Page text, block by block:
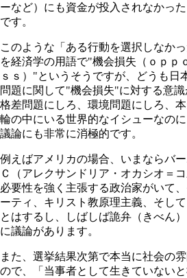
ーなど）にも資金が投入されなかっ
です。
このような「ある行動を選択しなか
を経済学の用語で"機会損失（ｏｐ
ｓｓ）"というそうですが、どうも日
問題に関して"機会損失"に対する意識
格差問題にしろ、環境問題にしろ、
輪の中にいる世界的なイシューなの
議論にも非常に消極的です。
例えばアメリカの場合、いまならバ
Ｃ（アレクサンドリア・オカシオ＝
必要性を強く主張する政治家がいて
ーティ、キリスト教原理主義、そし
とはするし、しばしば詭弁（きべん
に議論があります。
また、選挙結果次第で本当に社会の
ので、「当事者として生きていない